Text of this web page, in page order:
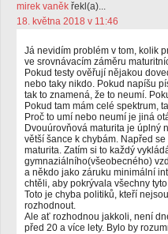
mirek vaněk řekl(a)...
18. května 2018 v 11:46
Já nevidím problém v tom, kolik
ve srovnávacím záměru
Pokud testy ověřují nějakou
nebo taky nikdo. Pokud napíšu
tak to znamená, že to neumí.
Pokud tam mám celé spektrum,
Proč to umí nebo neumí je jiná
Dvouúrovňová maturita je úplný
větší šance k chybám. Napřed
maturita. Zatím si to každý
gymnaziálního(všeobecného)
a někdo jako záruku minimální
chtěli, aby pokrývala všechny
Toto je chyba politiků, kteří
rozhodnout.
Ale ať rozhodnou jakkoli, není
před 20 a více lety. Bylo by